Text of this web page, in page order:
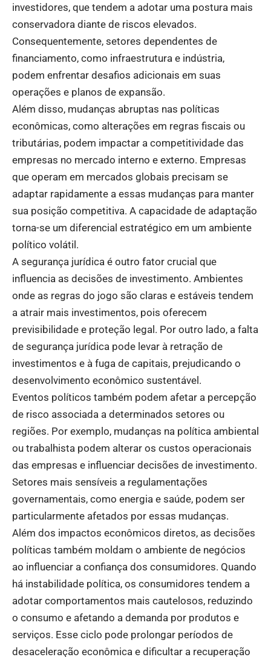
investidores, que tendem a adotar uma postura mais
conservadora diante de riscos elevados.
Consequentemente, setores dependentes de
financiamento, como infraestrutura e indústria,
podem enfrentar desafios adicionais em suas
operações e planos de expansão.
Além disso, mudanças abruptas nas políticas
econômicas, como alterações em regras fiscais ou
tributárias, podem impactar a competitividade das
empresas no mercado interno e externo. Empresas
que operam em mercados globais precisam se
adaptar rapidamente a essas mudanças para manter
sua posição competitiva. A capacidade de adaptação
torna-se um diferencial estratégico em um ambiente
político volátil.
A segurança jurídica é outro fator crucial que
influencia as decisões de investimento. Ambientes
onde as regras do jogo são claras e estáveis tendem
a atrair mais investimentos, pois oferecem
previsibilidade e proteção legal. Por outro lado, a falta
de segurança jurídica pode levar à retração de
investimentos e à fuga de capitais, prejudicando o
desenvolvimento econômico sustentável.
Eventos políticos também podem afetar a percepção
de risco associada a determinados setores ou
regiões. Por exemplo, mudanças na política ambiental
ou trabalhista podem alterar os custos operacionais
das empresas e influenciar decisões de investimento.
Setores mais sensíveis a regulamentações
governamentais, como energia e saúde, podem ser
particularmente afetados por essas mudanças.
Além dos impactos econômicos diretos, as decisões
políticas também moldam o ambiente de negócios
ao influenciar a confiança dos consumidores. Quando
há instabilidade política, os consumidores tendem a
adotar comportamentos mais cautelosos, reduzindo
o consumo e afetando a demanda por produtos e
serviços. Esse ciclo pode prolongar períodos de
desaceleração econômica e dificultar a recuperação